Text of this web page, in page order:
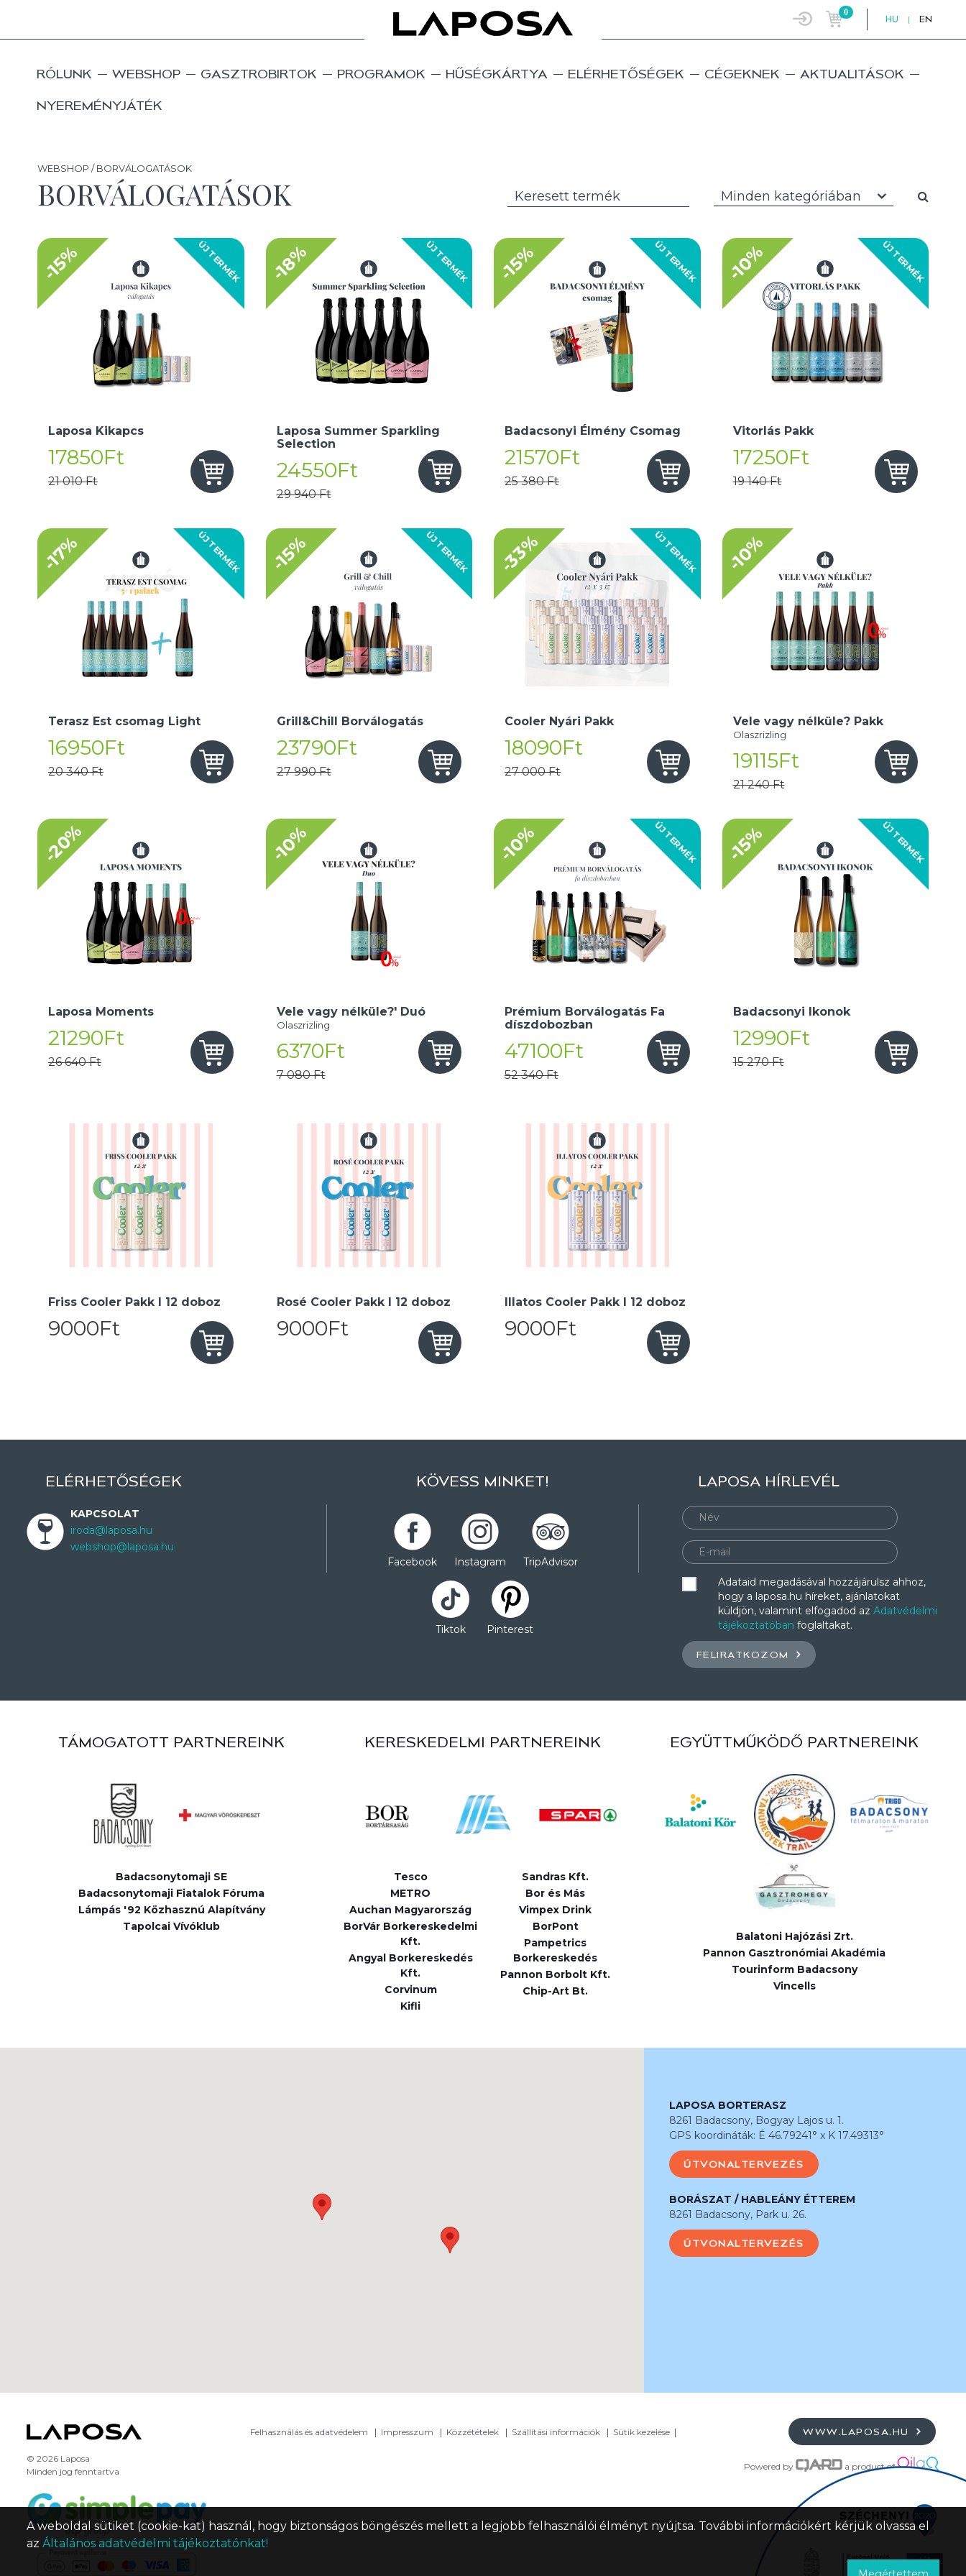
0
HU | EN
RÓLUNK WEBSHOP GASZTROBIRTOK PROGRAMOK HŰSÉGKÁRTYA ELÉRHETŐSÉGEK CÉGEKNEK AKTUALITÁSOK
NYEREMÉNYJÁTÉK
WEBSHOP / BORVÁLOGATÁSOK
BORVÁLOGATÁSOK Minden kategóriában
ÚJ TERMÉK
-15%
Laposa Kikapcs
17850Ft
21 010 Ft
ÚJ TERMÉK
-18%
Laposa Summer Sparkling
Selection
24550Ft
29 940 Ft
ÚJ TERMÉK
-15%
Badacsonyi Élmény Csomag
21570Ft
25 380 Ft
ÚJ TERMÉK
-10%
Vitorlás Pakk
17250Ft
19 140 Ft
ÚJ TERMÉK
-17%
Terasz Est csomag Light
16950Ft
20 340 Ft
ÚJ TERMÉK
-15%
Grill&Chill Borválogatás
23790Ft
27 990 Ft
ÚJ TERMÉK
-33%
Cooler Nyári Pakk
18090Ft
27 000 Ft
-10%
Vele vagy nélküle? Pakk
Olaszrizling
19115Ft
21 240 Ft
-20%
Laposa Moments
21290Ft
26 640 Ft
-10%
Vele vagy nélküle?' Duó
Olaszrizling
6370Ft
7 080 Ft
ÚJ TERMÉK
-10%
Prémium Borválogatás Fa
díszdobozban
47100Ft
52 340 Ft
ÚJ TERMÉK
-15%
Badacsonyi Ikonok
12990Ft
15 270 Ft
Friss Cooler Pakk I 12 doboz
9000Ft
Rosé Cooler Pakk I 12 doboz
9000Ft
Illatos Cooler Pakk I 12 doboz
9000Ft
ELÉRHETŐSÉGEK
KAPCSOLAT
iroda@laposa.hu
webshop@laposa.hu
KÖVESS MINKET!
Facebook Instagram TripAdvisor
Tiktok Pinterest
LAPOSA HÍRLEVÉL
Adataid megadásával hozzájárulsz ahhoz,
hogy a laposa.hu híreket, ajánlatokat
küldjön, valamint elfogadod az Adatvédelmi
tájékoztatóban foglaltakat.
FELIRATKOZOM
TÁMOGATOTT PARTNEREINK
Badacsonytomaji SE
Badacsonytomaji Fiatalok Fóruma
Lámpás '92 Közhasznú Alapítvány
Tapolcai Vívóklub
KERESKEDELMI PARTNEREINK
Tesco
METRO
Auchan Magyarország
BorVár Borkereskedelmi
Kft.
Angyal Borkereskedés
Kft.
Corvinum
Kifli
Sandras Kft.
Bor és Más
Vimpex Drink
BorPont
Pampetrics
Borkereskedés
Pannon Borbolt Kft.
Chip-Art Bt.
EGYÜTTMŰKÖDŐ PARTNEREINK
Balatoni Hajózási Zrt.
Pannon Gasztronómiai Akadémia
Tourinform Badacsony
Vincells
LAPOSA BORTERASZ
8261 Badacsony, Bogyay Lajos u. 1.
GPS koordináták: É 46.79241° x K 17.49313°
ÚTVONALTERVEZÉS
BORÁSZAT / HABLEÁNY ÉTTEREM
8261 Badacsony, Park u. 26.
ÚTVONALTERVEZÉS
Felhasználás és adatvédelem Impresszum Közzétételek Szállítási információk Sütik kezelése WWW.LAPOSA.HU
© 2026 Laposa
Minden jog fenntartva
Powered by a product of
A weboldal sütiket (cookie-kat) használ, hogy biztonságos böngészés mellett a legjobb felhasználói élményt nyújtsa. További információkért kérjük olvassa el
az Általános adatvédelmi tájékoztatónkat!